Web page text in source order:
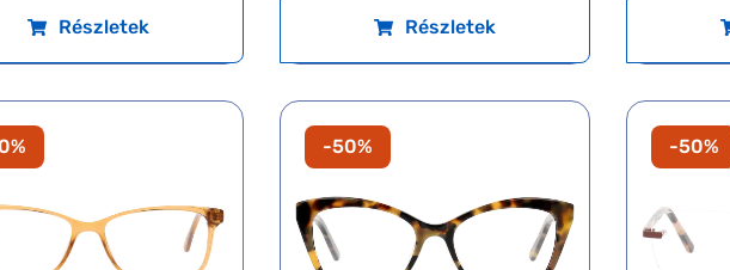
Részletek Részletek
-50% -50%